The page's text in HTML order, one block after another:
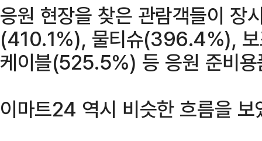
응원 현장을 찾은 관람객들이 장
(410.1%), 물티슈(396.4%),
케이블(525.5%) 등 응원 준비용
이마트24 역시 비슷한 흐름을 보